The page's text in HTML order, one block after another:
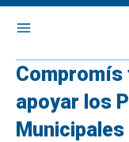
Compromís
apoyar los